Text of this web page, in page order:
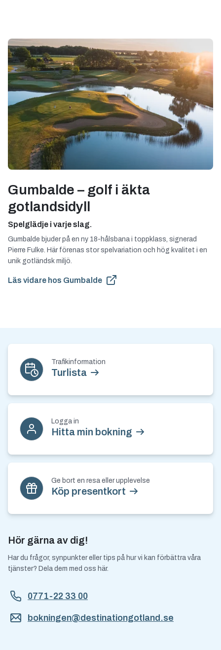
Gumbalde – golf i äkta
gotlandsidyll
Spelglädje i varje slag.
Gumbalde bjuder på en ny 18-hålsbana i toppklass, signerad
Pierre Fulke. Här förenas stor spelvariation och hög kvalitet i en
unik gotländsk miljö.
Läs vidare hos Gumbalde
Trafikinformation
Turlista
Logga in
Hitta min bokning
Ge bort en resa eller upplevelse
Köp presentkort
Hör gärna av dig!
Har du frågor, synpunkter eller tips på hur vi kan förbättra våra
tjänster? Dela dem med oss här.
0771-22 33 00
bokningen@destinationgotland.se